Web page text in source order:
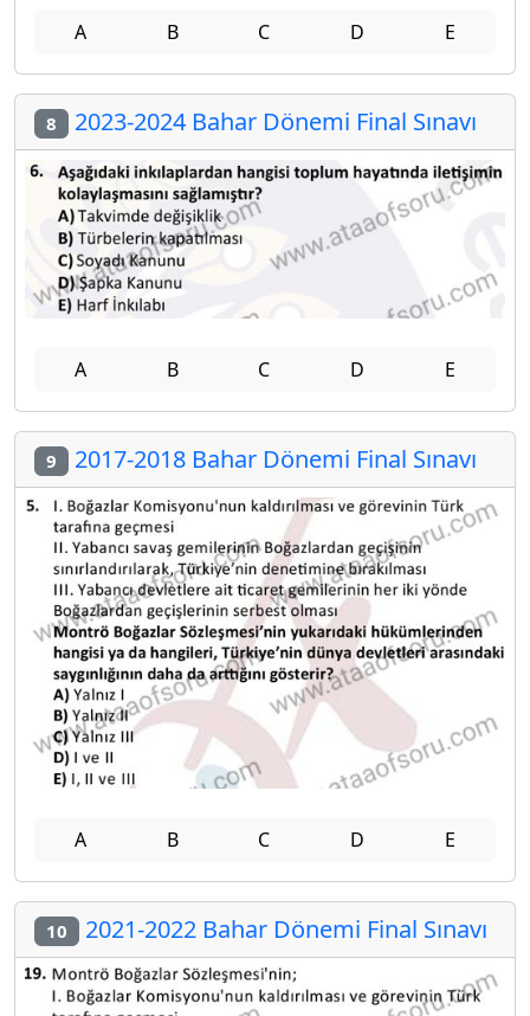
A B C D E
8 2023-2024 Bahar Dönemi Final Sınavı
A B C D E
9 2017-2018 Bahar Dönemi Final Sınavı
A B C D E
10 2021-2022 Bahar Dönemi Final Sınavı